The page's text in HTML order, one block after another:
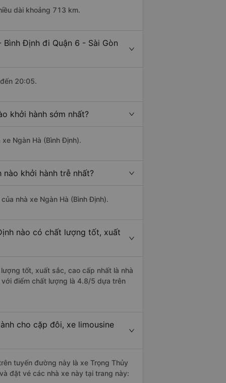
dài khoảng 713 km.
Định đi Quận 6 - Sài Gòn
20:05.
khởi hành sớm nhất?
Ngàn Hà (Bình Định).
nào khởi hành trễ nhất?
nhà xe Ngàn Hà (Bình Định).
nào có chất lượng tốt, xuất
tốt, xuất sắc, cao cấp nhất là nhà
với điểm chất lượng là 4.8/5 dựa trên
cho cặp đôi, xe limousine
tuyến đường này là xe Trọng Thủy
đặt vé các nhà xe này tại trang này: